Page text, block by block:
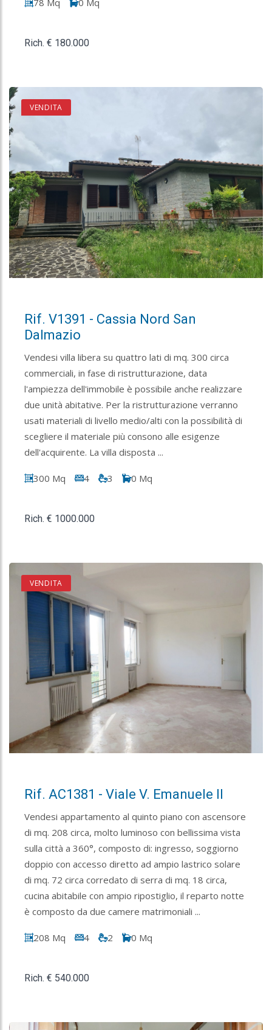
78 Mq 0 Mq
Rich. € 180.000
VENDITA
Rif. V1391 - Cassia Nord San
Dalmazio
Vendesi villa libera su quattro lati di mq. 300 circa
commerciali, in fase di ristrutturazione, data
l'ampiezza dell'immobile è possibile anche realizzare
due unità abitative. Per la ristrutturazione verranno
usati materiali di livello medio/alti con la possibilità di
scegliere il materiale più consono alle esigenze
dell'acquirente. La villa disposta ...
300 Mq 4 3 0 Mq
Rich. € 1000.000
VENDITA
Rif. AC1381 - Viale V. Emanuele II
Vendesi appartamento al quinto piano con ascensore
di mq. 208 circa, molto luminoso con bellissima vista
sulla città a 360°, composto di: ingresso, soggiorno
doppio con accesso diretto ad ampio lastrico solare
di mq. 72 circa corredato di serra di mq. 18 circa,
cucina abitabile con ampio ripostiglio, il reparto notte
è composto da due camere matrimoniali ...
208 Mq 4 2 0 Mq
Rich. € 540.000